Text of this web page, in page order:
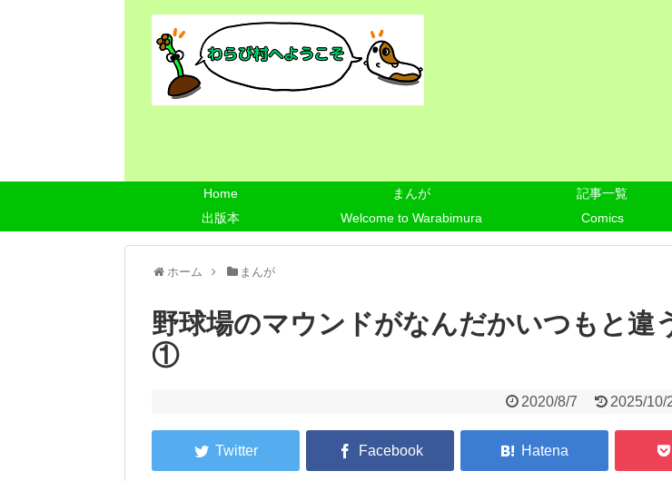
Home まんが 記事一覧
出版本
Welcome to Warabimura Comics
ホーム まんが
野球場のマウンドがなんだかいつもと違
①
2020/8/7 2025/10/